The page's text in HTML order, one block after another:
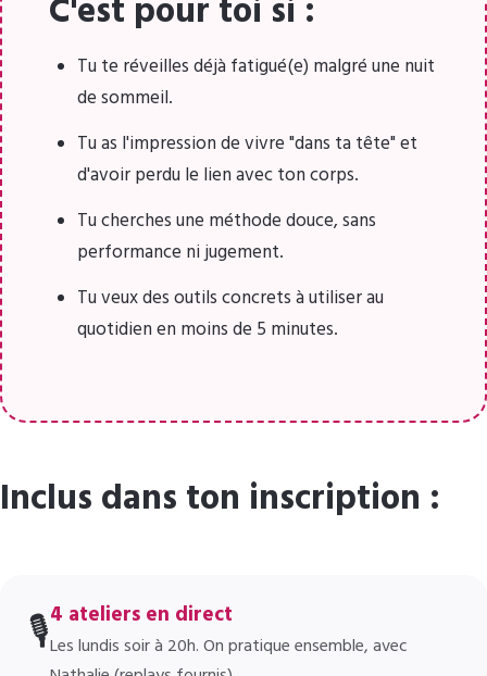
C'est pour toi si :
Tu te réveilles déjà fatigué(e) malgré une nuit
de sommeil.
Tu as l'impression de vivre "dans ta tête" et
d'avoir perdu le lien avec ton corps.
Tu cherches une méthode douce, sans
performance ni jugement.
Tu veux des outils concrets à utiliser au
quotidien en moins de 5 minutes.
Inclus dans ton inscription :
🎙️4 ateliers en direct
Les lundis soir à 20h. On pratique ensemble, avec